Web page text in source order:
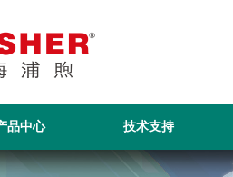
品中心 技术支持